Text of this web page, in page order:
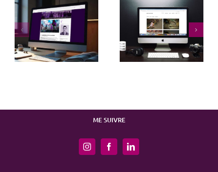
Site web de
photographie
Site web d’une
association
ME SUIVRE